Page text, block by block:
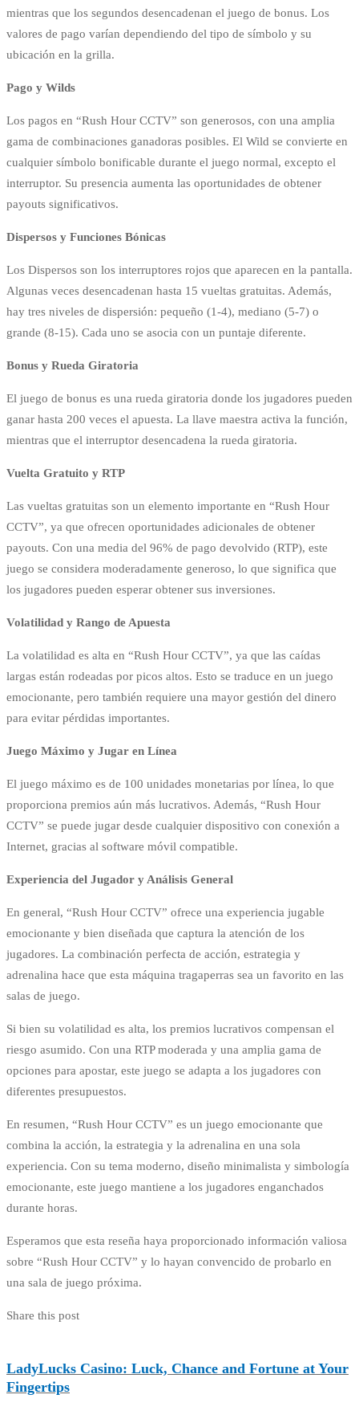
mientras que los segundos desencadenan el juego de bonus. Los
valores de pago varían dependiendo del tipo de símbolo y su
ubicación en la grilla.
Pago y Wilds
Los pagos en “Rush Hour CCTV” son generosos, con una amplia
gama de combinaciones ganadoras posibles. El Wild se convierte en
cualquier símbolo bonificable durante el juego normal, excepto el
interruptor. Su presencia aumenta las oportunidades de obtener
payouts significativos.
Dispersos y Funciones Bónicas
Los Dispersos son los interruptores rojos que aparecen en la pantalla.
Algunas veces desencadenan hasta 15 vueltas gratuitas. Además,
hay tres niveles de dispersión: pequeño (1-4), mediano (5-7) o
grande (8-15). Cada uno se asocia con un puntaje diferente.
Bonus y Rueda Giratoria
El juego de bonus es una rueda giratoria donde los jugadores pueden
ganar hasta 200 veces el apuesta. La llave maestra activa la función,
mientras que el interruptor desencadena la rueda giratoria.
Vuelta Gratuito y RTP
Las vueltas gratuitas son un elemento importante en “Rush Hour
CCTV”, ya que ofrecen oportunidades adicionales de obtener
payouts. Con una media del 96% de pago devolvido (RTP), este
juego se considera moderadamente generoso, lo que significa que
los jugadores pueden esperar obtener sus inversiones.
Volatilidad y Rango de Apuesta
La volatilidad es alta en “Rush Hour CCTV”, ya que las caídas
largas están rodeadas por picos altos. Esto se traduce en un juego
emocionante, pero también requiere una mayor gestión del dinero
para evitar pérdidas importantes.
Juego Máximo y Jugar en Línea
El juego máximo es de 100 unidades monetarias por línea, lo que
proporciona premios aún más lucrativos. Además, “Rush Hour
CCTV” se puede jugar desde cualquier dispositivo con conexión a
Internet, gracias al software móvil compatible.
Experiencia del Jugador y Análisis General
En general, “Rush Hour CCTV” ofrece una experiencia jugable
emocionante y bien diseñada que captura la atención de los
jugadores. La combinación perfecta de acción, estrategia y
adrenalina hace que esta máquina tragaperras sea un favorito en las
salas de juego.
Si bien su volatilidad es alta, los premios lucrativos compensan el
riesgo asumido. Con una RTP moderada y una amplia gama de
opciones para apostar, este juego se adapta a los jugadores con
diferentes presupuestos.
En resumen, “Rush Hour CCTV” es un juego emocionante que
combina la acción, la estrategia y la adrenalina en una sola
experiencia. Con su tema moderno, diseño minimalista y simbología
emocionante, este juego mantiene a los jugadores enganchados
durante horas.
Esperamos que esta reseña haya proporcionado información valiosa
sobre “Rush Hour CCTV” y lo hayan convencido de probarlo en
una sala de juego próxima.
Share this post
LadyLucks Casino: Luck, Chance and Fortune at Your
Fingertips